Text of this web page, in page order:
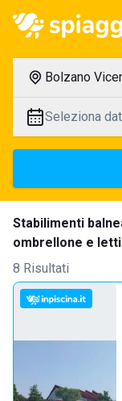
Bolzano
Seleziona
Stabilimenti
ombrellone e
8 Risultati